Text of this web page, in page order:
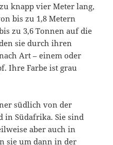
knapp vier Meter lang,
bis zu 1,8 Metern
zu 3,6 Tonnen auf die
sie durch ihren
Art – einem oder
Ihre Farbe ist grau
südlich von der
in Südafrika. Sie sind
aber auch in
sie um dann in der